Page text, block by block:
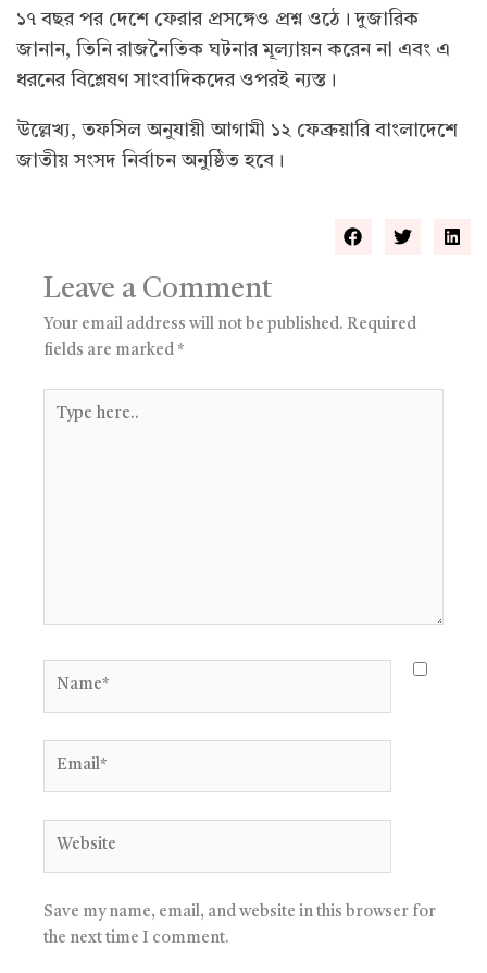
১৭ বছর পর দেশে ফেরার প্রসঙ্গেও প্রশ্ন ওঠে। দুজারিক
জানান, তিনি রাজনৈতিক ঘটনার মূল্যায়ন করেন না এবং এ
ধরনের বিশ্লেষণ সাংবাদিকদের ওপরই ন্যস্ত।
উল্লেখ্য, তফসিল অনুযায়ী আগামী ১২ ফেব্রুয়ারি বাংলাদেশে
জাতীয় সংসদ নির্বাচন অনুষ্ঠিত হবে।
Leave a Comment
Your email address will not be published. Required
fields are marked *
here..
Save my name, email, and website in this browser for
the next time I comment.